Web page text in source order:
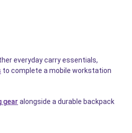
everyday carry essentials,
to complete a mobile workstation
gear alongside a durable backpack